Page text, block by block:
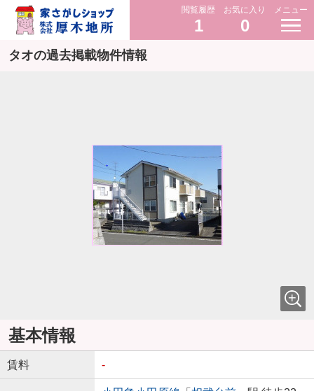
閲覧履歴
1
お気に入り
0
メニュー
タオの過去掲載物件情報
基本情報
賃料 -